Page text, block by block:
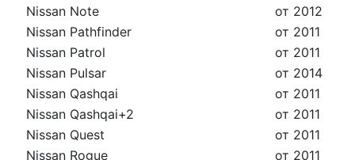
Nissan Note
от 2012
Nissan Pathfinder
от 2011
Nissan Patrol
от 2011
Nissan Pulsar
от 2014
Nissan Qashqai
от 2011
Nissan Qashqai+2
от 2011
Nissan Quest
от 2011
Nissan Rogue
от 2011